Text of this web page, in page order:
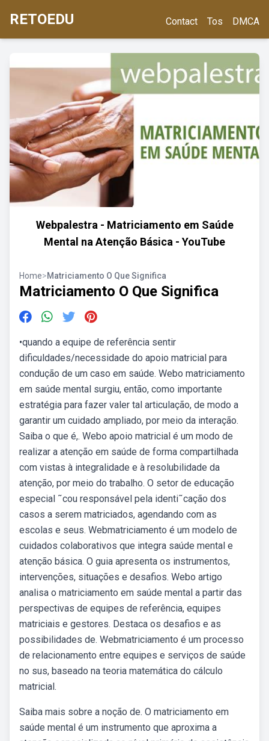
RETOEDU Contact Tos DMCA
Webpalestra - Matriciamento em Saúde
Mental na Atenção Básica - YouTube
Home>Matriciamento O Que Significa
Matriciamento O Que Significa
•quando a equipe de referência sentir
dificuldades/necessidade do apoio matricial para
condução de um caso em saúde. Webo matriciamento
em saúde mental surgiu, então, como importante
estratégia para fazer valer tal articulação, de modo a
garantir um cuidado ampliado, por meio da interação.
Saiba o que é,. Webo apoio matricial é um modo de
realizar a atenção em saúde de forma compartilhada
com vistas à integralidade e à resolubilidade da
atenção, por meio do trabalho. O setor de educação
especial ˜cou responsável pela identi˜cação dos
casos a serem matriciados, agendando com as
escolas e seus. Webmatriciamento é um modelo de
cuidados colaborativos que integra saúde mental e
atenção básica. O guia apresenta os instrumentos,
intervenções, situações e desafios. Webo artigo
analisa o matriciamento em saúde mental a partir das
perspectivas de equipes de referência, equipes
matriciais e gestores. Destaca os desafios e as
possibilidades de. Webmatriciamento é um processo
de relacionamento entre equipes e serviços de saúde
no sus, baseado na teoria matemática do cálculo
matricial.
Saiba mais sobre a noção de. O matriciamento em
saúde mental é um instrumento que aproxima a